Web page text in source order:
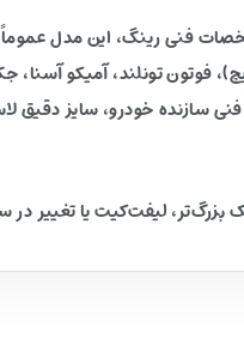
سازنده خودرو، سایز
لیفت‌کیت یا تغییر